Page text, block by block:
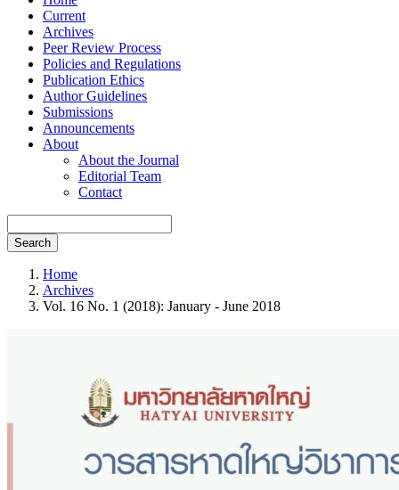
Current
Archives
Peer Review Process
Policies and Regulations
Publication Ethics
Author Guidelines
Submissions
Announcements
About
About the Journal
Editorial Team
Contact
Search
Home
Archives
Vol. 16 No. 1 (2018): January - June 2018